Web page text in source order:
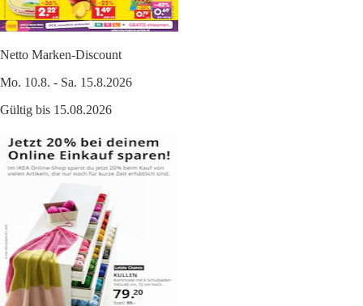
Netto Marken-Discount
Mo. 10.8. - Sa. 15.8.2026
Gültig bis 15.08.2026